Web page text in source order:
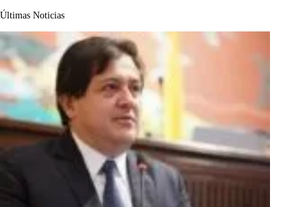
Últimas Noticias